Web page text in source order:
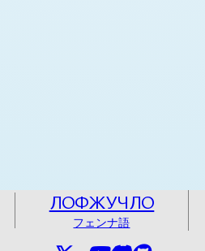
ЛОФЖУЧЛО
フェンナ語